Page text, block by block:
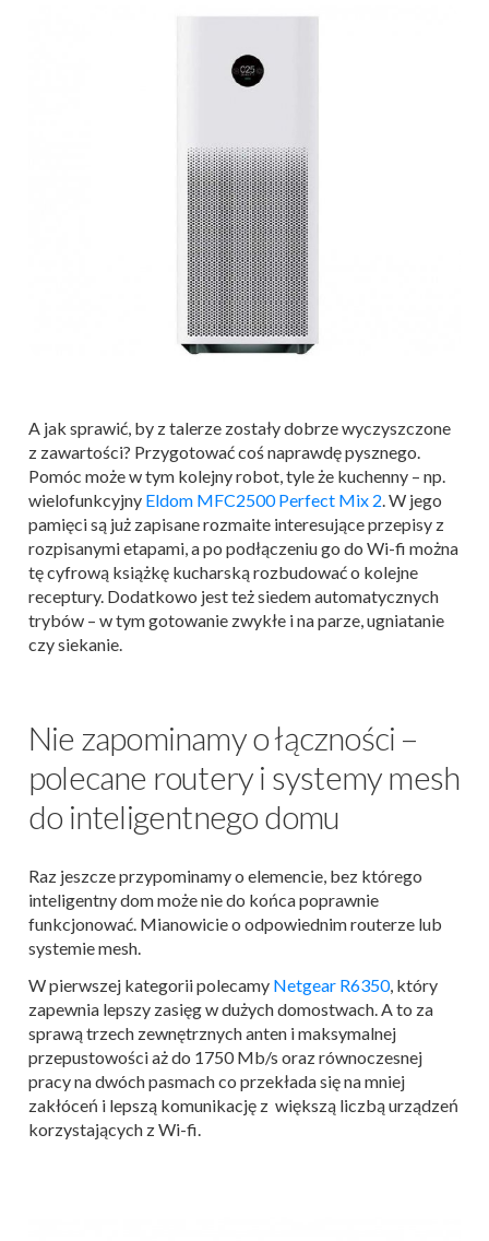
A jak sprawić, by z talerze zostały dobrze wyczyszczone
z zawartości? Przygotować coś naprawdę pysznego.
Pomóc może w tym kolejny robot, tyle że kuchenny – np.
wielofunkcyjny Eldom MFC2500 Perfect Mix 2 . W jego
pamięci są już zapisane rozmaite interesujące przepisy z
rozpisanymi etapami, a po podłączeniu go do Wi-fi można
tę cyfrową książkę kucharską rozbudować o kolejne
receptury. Dodatkowo jest też siedem automatycznych
trybów – w tym gotowanie zwykłe i na parze, ugniatanie
czy siekanie.
Nie zapominamy o łączności –
polecane routery i systemy mesh
do inteligentnego domu
Raz jeszcze przypominamy o elemencie, bez którego
inteligentny dom może nie do końca poprawnie
funkcjonować. Mianowicie o odpowiednim routerze lub
systemie mesh.
W pierwszej kategorii polecamy Netgear R6350, który
zapewnia lepszy zasięg w dużych domostwach. A to za
sprawą trzech zewnętrznych anten i maksymalnej
przepustowości aż do 1750 Mb/s oraz równoczesnej
pracy na dwóch pasmach co przekłada się na mniej
zakłóceń i lepszą komunikację z większą liczbą urządzeń
korzystających z Wi-fi.